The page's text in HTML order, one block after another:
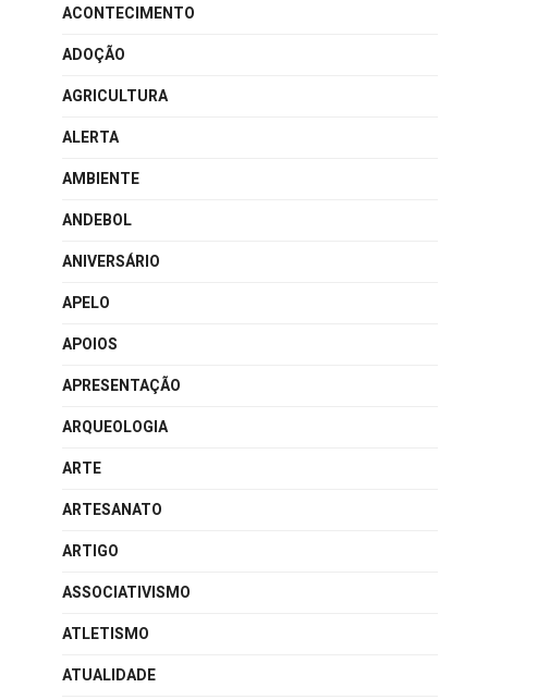
ACONTECIMENTO
ADOÇÃO
AGRICULTURA
ALERTA
AMBIENTE
ANDEBOL
ANIVERSÁRIO
APELO
APOIOS
APRESENTAÇÃO
ARQUEOLOGIA
ARTE
ARTESANATO
ARTIGO
ASSOCIATIVISMO
ATLETISMO
ATUALIDADE